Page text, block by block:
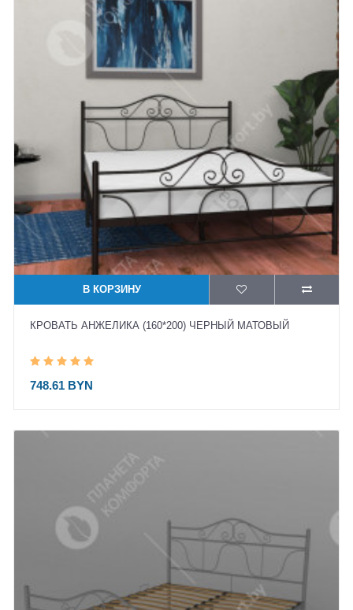
В КОРЗИНУ
КРОВАТЬ АНЖЕЛИКА (160*200) ЧЕРНЫЙ МАТОВЫЙ
748.61 BYN